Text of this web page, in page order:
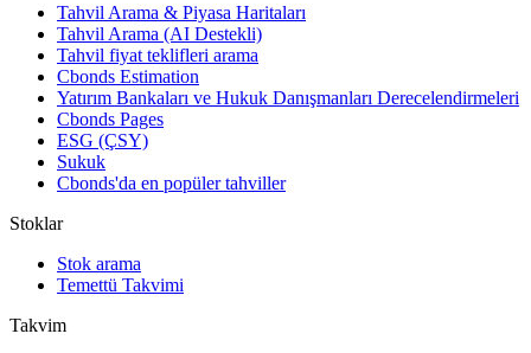
Tahvil Arama & Piyasa Haritaları
Tahvil Arama (AI Destekli)
Tahvil fiyat teklifleri arama
Cbonds Estimation
Yatırım Bankaları ve Hukuk Danışmanları Derecelendirmeleri
Cbonds Pages
ESG (ÇSY)
Sukuk
Cbonds'da en popüler tahviller
Stoklar
Stok arama
Temettü Takvimi
Takvim